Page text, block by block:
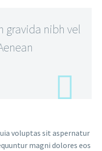
gravida nibh vel
voluptas sit aspernatur
magni dolores eos